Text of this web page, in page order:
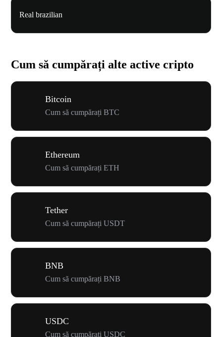
Real brazilian
Cum să cumpărați alte active cripto
Bitcoin
Cum să cumpărați BTC
Ethereum
Cum să cumpărați ETH
Tether
Cum să cumpărați USDT
BNB
Cum să cumpărați BNB
USDC
Cum să cumpărați USDC